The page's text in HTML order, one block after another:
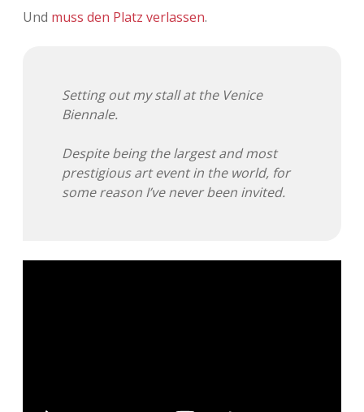
Täglicher Sinnwahn
Wandnotizen
Adventskalender 2012
Adventskalender 2014
Adventskalender 2016
Und muss den Platz verlassen.
Setting out my stall at the Venice
Biennale.
Despite being the largest and most
prestigious art event in the world, for
some reason I’ve never been invited.